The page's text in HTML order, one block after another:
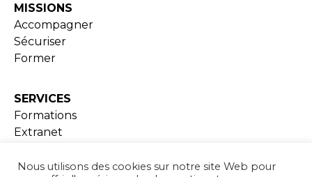
MISSIONS
Accompagner
Sécuriser
Former
SERVICES
Formations
Extranet
Nous utilisons des cookies sur notre site Web pour